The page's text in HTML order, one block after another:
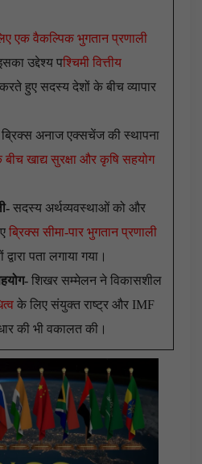
एक वैकल्पिक भुगतान प्रणाली
उद्देश्य पश्चिमी वित्तीय
हुए सदस्य देशों के बीच व्यापार
ब्रिक्स अनाज एक्सचेंज की स्थापना
खाद्य सुरक्षा और कृषि सहयोग
सदस्य अर्थव्यवस्थाओं को और
ब्रिक्स सीमा-पार भुगतान प्रणाली
पता लगाया गया।
शिखर सम्मेलन ने विकासशील
के लिए संयुक्त राष्ट्र और IMF
की भी वकालत की।